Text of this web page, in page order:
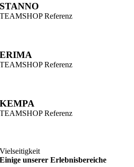
STANNO
TEAMSHOP Referenz
ERIMA
TEAMSHOP Referenz
KEMPA
TEAMSHOP Referenz
Vielseitigkeit
Einige unserer Erlebnisbereiche